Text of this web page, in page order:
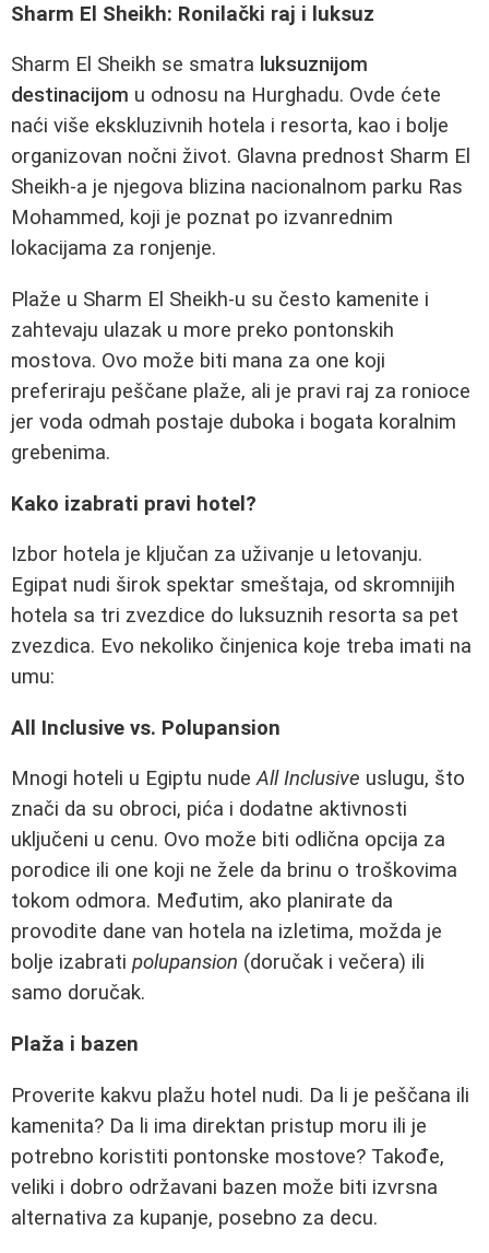
Sharm El Sheikh: Ronilački raj i luksuz
Sharm El Sheikh se smatra luksuznijom
destinacijom u odnosu na Hurghadu. Ovde ćete
naći više ekskluzivnih hotela i resorta, kao i bolje
organizovan nočni život. Glavna prednost Sharm El
Sheikh-a je njegova blizina nacionalnom parku Ras
Mohammed, koji je poznat po izvanrednim
lokacijama za ronjenje.
Plaže u Sharm El Sheikh-u su često kamenite i
zahtevaju ulazak u more preko pontonskih
mostova. Ovo može biti mana za one koji
preferiraju peščane plaže, ali je pravi raj za ronioce
jer voda odmah postaje duboka i bogata koralnim
grebenima.
Kako izabrati pravi hotel?
Izbor hotela je ključan za uživanje u letovanju.
Egipat nudi širok spektar smeštaja, od skromnijih
hotela sa tri zvezdice do luksuznih resorta sa pet
zvezdica. Evo nekoliko činjenica koje treba imati na
umu:
All Inclusive vs. Polupansion
Mnogi hoteli u Egiptu nudeAll Inclusive uslugu, što
znači da su obroci, pića i dodatne aktivnosti
uključeni u cenu. Ovo može biti odlična opcija za
porodice ili one koji ne žele da brinu o troškovima
tokom odmora. Međutim, ako planirate da
provodite dane van hotela na izletima, možda je
bolje izabrati polupansion (doručak i večera) ili
samo doručak.
Plaža i bazen
Proverite kakvu plažu hotel nudi. Da li je peščana ili
kamenita? Da li ima direktan pristup moru ili je
potrebno koristiti pontonske mostove? Takođe,
veliki i dobro održavani bazen može biti izvrsna
alternativa za kupanje, posebno za decu.